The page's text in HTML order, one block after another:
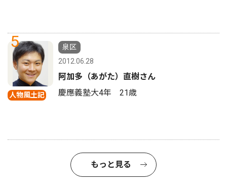
5
人物風土記
泉区
2012.06.28
阿加多（あがた）直樹さん
慶應義塾大4年 21歳
もっと見る